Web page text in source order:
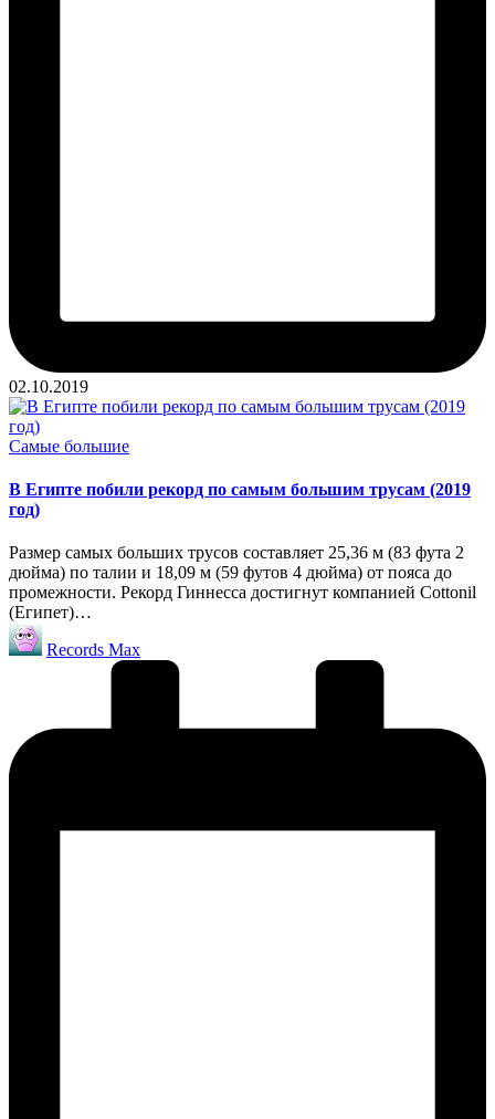
02.10.2019
Опубликовано
Самые большие
В Египте побили рекорд по самым большим трусам (2019
год)
Размер самых больших трусов составляет 25,36 м (83 фута 2
дюйма) по талии и 18,09 м (59 футов 4 дюйма) от пояса до
промежности. Рекорд Гиннесса достигнут компанией Cottonil
(Египет)…
Запись
от
Records Max